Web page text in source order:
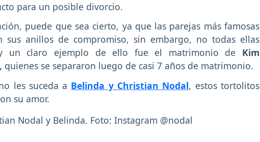
para un posible divorcio.
puede que sea cierto, ya que las parejas más famosas
sus anillos de compromiso, sin embargo, no todas ellas
un claro ejemplo de ello fue el matrimonio de Kim
quienes se separaron luego de casi 7 años de matrimonio.
les suceda a Belinda y Christian Nodal, estos tortolitos
su amor.